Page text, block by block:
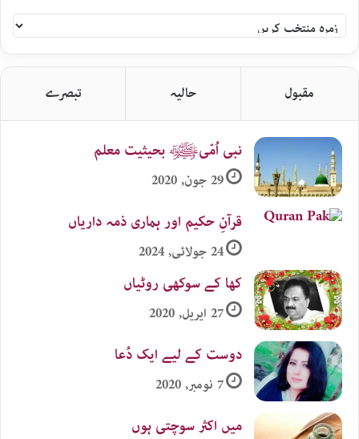
سلام
اردو
زمرہ
جات
مقبول حالیہ تبصرے
نبی اُمّیﷺ بحیثیت معلم
29 جون, 2020
قرآنِ حکیم اور ہماری ذمہ داریاں
24 جولائی, 2024
کھا کے سوکھی روٹیاں
27 اپریل, 2020
دوست کے لیے ایک دُعا
7 نومبر, 2020
میں اکثر سوچتی ہوں